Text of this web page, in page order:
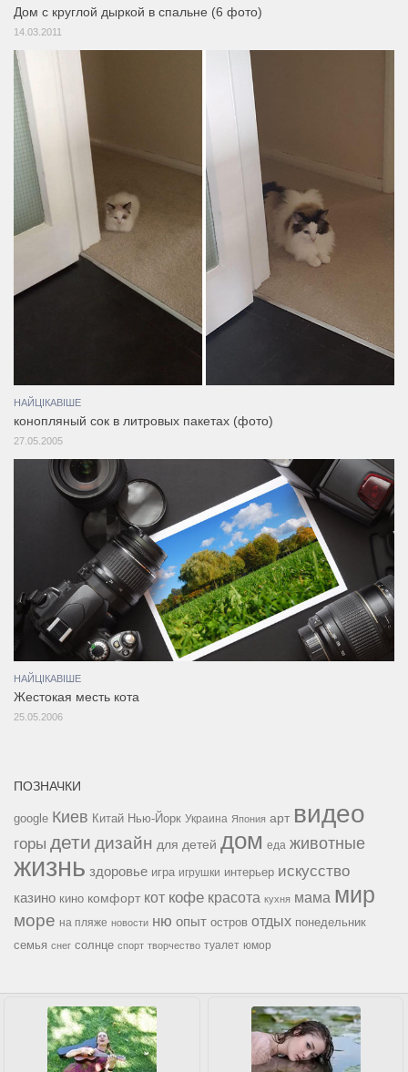
Дом с круглой дыркой в спальне (6 фото)
14.03.2011
НАЙЦІКАВІШЕ
конопляный сок в литровых пакетах (фото)
27.05.2005
НАЙЦІКАВІШЕ
Жестокая месть кота
25.05.2006
ПОЗНАЧКИ
google Киев Китай Нью-Йорк Украина Япония арт видео
горы дети дизайн для детей дом еда животные
жизнь здоровье игра игрушки интерьер искусство
казино кино комфорт кот кофе красота кухня мама мир
море на пляже новости ню опыт остров отдых понедельник
семья снег солнце спорт творчество туалет юмор